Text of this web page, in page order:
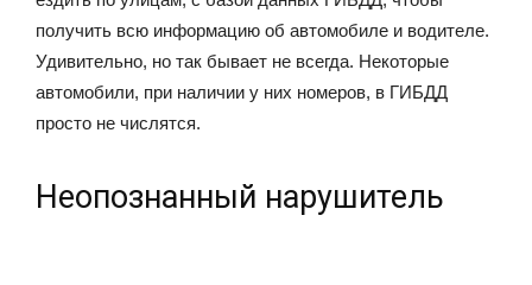
получить всю информацию об автомобиле и водителе.
Удивительно, но так бывает не всегда. Некоторые
автомобили, при наличии у них номеров, в ГИБДД
просто не числятся.
Неопознанный нарушитель